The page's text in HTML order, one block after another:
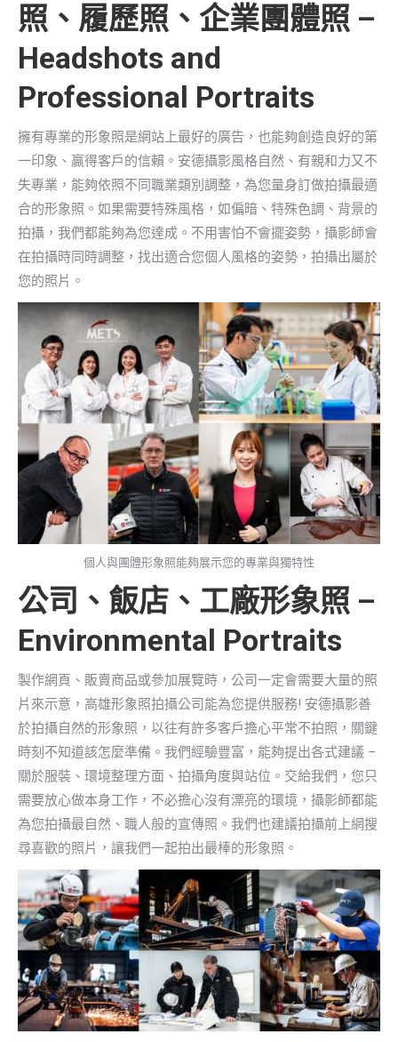
照、履歷照、企業團體照 –
Headshots and
Professional Portraits
擁有專業的形象照是網站上最好的廣告，也能夠創造良好的第
一印象、贏得客戶的信賴。安德攝影風格自然、有親和力又不
失專業，能夠依照不同職業類別調整，為您量身訂做拍攝最適
合的形象照。如果需要特殊風格，如偏暗、特殊色調、背景的
拍攝，我們都能夠為您達成。不用害怕不會擺姿勢，攝影師會
在拍攝時同時調整，找出適合您個人風格的姿勢，拍攝出屬於
您的照片。
個人與團體形象照能夠展示您的專業與獨特性
公司、飯店、工廠形象照 –
Environmental Portraits
製作網頁、販賣商品或參加展覽時，公司一定會需要大量的照
片來示意，高雄形象照拍攝公司能為您提供服務! 安德攝影善
於拍攝自然的形象照，以往有許多客戶擔心平常不拍照，關鍵
時刻不知道該怎麼準備。我們經驗豐富，能夠提出各式建議 –
關於服裝、環境整理方面、拍攝角度與站位。交給我們，您只
需要放心做本身工作，不必擔心沒有漂亮的環境，攝影師都能
為您拍攝最自然、職人般的宣傳照。我們也建議拍攝前上網搜
尋喜歡的照片，讓我們一起拍出最棒的形象照。